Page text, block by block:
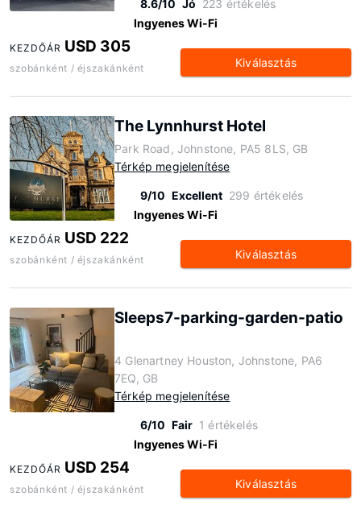
8.6/10 Jó 223 értékelés
Ingyenes Wi-Fi
KEZDŐÁR USD 305
szobánként / éjszakánként Kiválasztás
The Lynnhurst Hotel
Park Road, Johnstone, PA5 8LS, GB
Térkép megjelenítése
9/10 Excellent 299 értékelés
Ingyenes Wi-Fi
KEZDŐÁR USD 222
szobánként / éjszakánként Kiválasztás
Sleeps7-parking-garden-patio
4 Glenartney Houston, Johnstone, PA6
7EQ, GB
Térkép megjelenítése
6/10 Fair 1 értékelés
Ingyenes Wi-Fi
KEZDŐÁR USD 254
szobánként / éjszakánként Kiválasztás